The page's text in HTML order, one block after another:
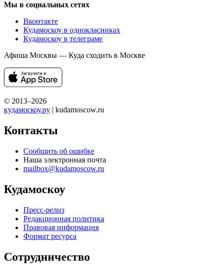
Мы в социальных сетях
Вконтакте
Кудамоскоу в однокласниках
Кудамоскоу в телеграме
Афиша Москвы — Куда сходить в Москве
© 2013–2026
кудамоскоу.ру | kudamoscow.ru
Контакты
Сообщить об ошибке
Наша электронная почта
mailbox@kudamoscow.ru
Кудамоскоу
Пресс-релиз
Редакционная политика
Правовая информация
Формат ресурса
Сотрудничество